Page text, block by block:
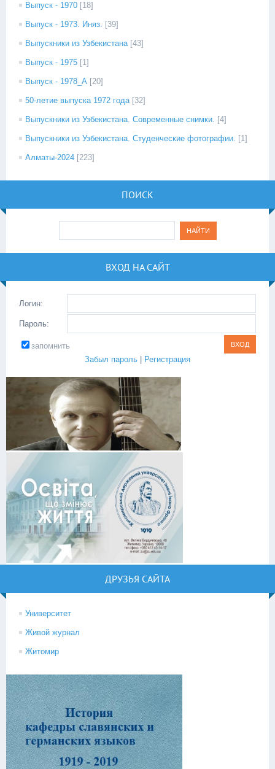
Выпуск - 1970 [18]
Выпуск - 1973. Иняз. [39]
Выпускники из Узбекистана [43]
Выпуск - 1975 [1]
Выпуск - 1978_А [20]
50-летие выпуска 1972 года [32]
Выпускники из Узбекистана. Современные снимки. [4]
Выпускники из Узбекистана. Студенческие фотографии. [1]
Алматы-2024 [223]
ПОИСК
ВХОД НА САЙТ
Логин:
Пароль:
запомнить
Забыл пароль
Регистрация
ДРУЗЬЯ САЙТА
Университет
Живой журнал
Житомир